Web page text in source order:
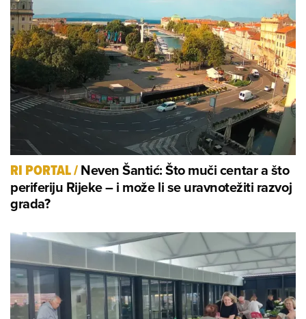
RI PORTAL/Neven Šantić: Što muči centar a što
periferiju Rijeke – i može li se uravnotežiti razvoj
grada?